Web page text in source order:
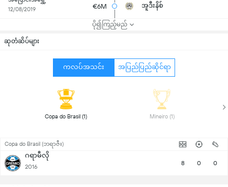
12/08/2019
€6M အူဒီးနိစ်
ပို၍ကြည့်မည်
ဆုတံဆိပ်များ
ကလပ်အသင်း အပြည်ပြည်ဆိုင်ရာ
Mineiro (1)
Copa do Brasil (ဘရာဇီး)
ဂရာမီလို
2016 8 0 0